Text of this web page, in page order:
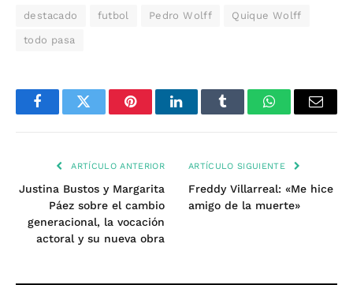
destacado futbol Pedro Wolff Quique Wolff
todo pasa
FacebookTwitter PinterestLinkedInTumblr WhatsAppEmail
ARTÍCULO ANTERIOR
Justina Bustos y Margarita
Páez sobre el cambio
generacional, la vocación
actoral y su nueva obra
ARTÍCULO SIGUIENTE
Freddy Villarreal: «Me hice
amigo de la muerte»